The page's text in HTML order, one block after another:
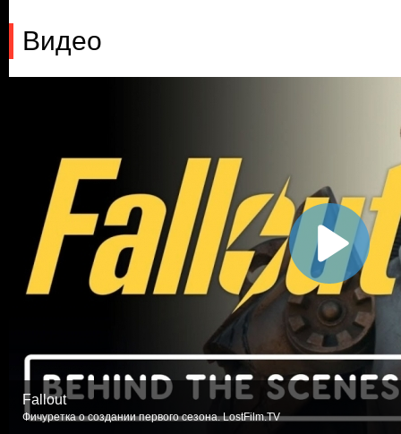
Видео
Fallout
Фичуретка о создании первого сезона. LostFilm.TV